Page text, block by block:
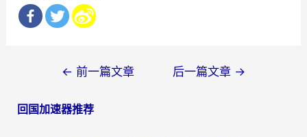
导
← 前一篇文章 后一篇文章 →
回国加速器推荐